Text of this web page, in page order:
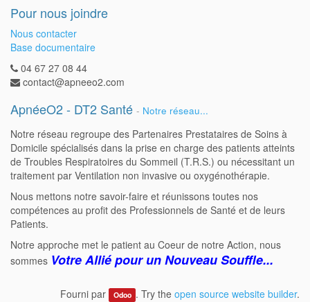
Pour nous joindre
Nous contacter
Base documentaire
04 67 27 08 44
contact@apneeo2.com
ApnéeO2 - DT2 Santé - Notre réseau...
Notre réseau regroupe des Partenaires Prestataires de Soins à
Domicile spécialisés dans la prise en charge des patients atteints
de Troubles Respiratoires du Sommeil (T.R.S.) ou nécessitant un
traitement par Ventilation non invasive ou oxygénothérapie.
Nous mettons notre savoir-faire et réunissons toutes nos
compétences au profit des Professionnels de Santé et de leurs
Patients.
Notre approche met le patient au Coeur de notre Action, nous
sommes Votre Allié pour un Nouveau Souffle...
Fourni par Odoo . Try the open source website builder.